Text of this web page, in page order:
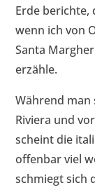
Erde berichte,
wenn ich von
Santa
erzähle.
Während man
Riviera und
scheint die
offenbar viel
schmiegt sich